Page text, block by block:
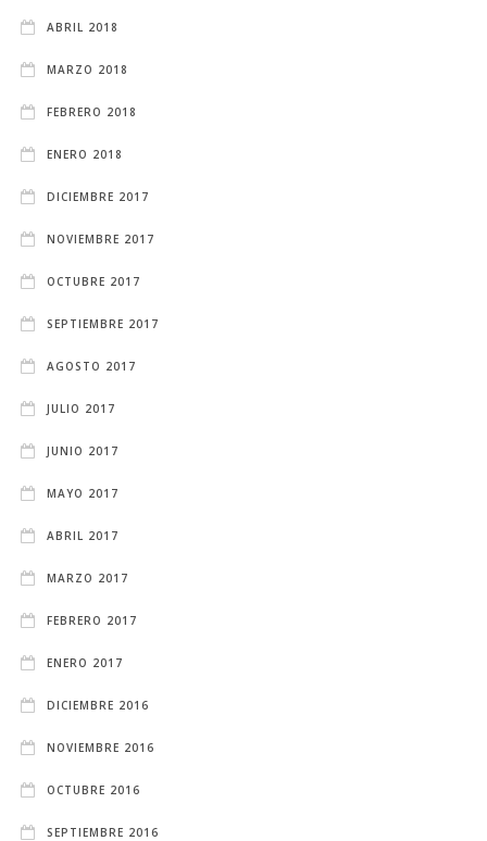
ABRIL 2018
MARZO 2018
FEBRERO 2018
ENERO 2018
DICIEMBRE 2017
NOVIEMBRE 2017
OCTUBRE 2017
SEPTIEMBRE 2017
AGOSTO 2017
JULIO 2017
JUNIO 2017
MAYO 2017
ABRIL 2017
MARZO 2017
FEBRERO 2017
ENERO 2017
DICIEMBRE 2016
NOVIEMBRE 2016
OCTUBRE 2016
SEPTIEMBRE 2016